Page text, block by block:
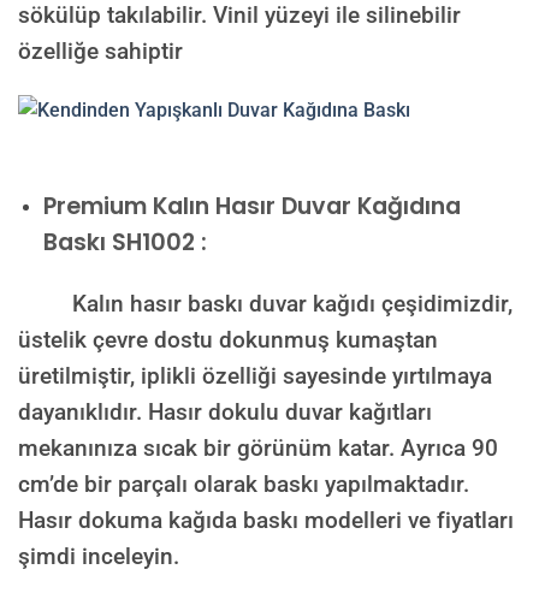
sökülüp takılabilir. Vinil yüzeyi ile silinebilir
özelliğe sahiptir
Premium Kalın Hasır Duvar Kağıdına
Baskı SH1002 :
Kalın hasır baskı duvar kağıdı çeşidimizdir,
üstelik çevre dostu dokunmuş kumaştan
üretilmiştir, iplikli özelliği sayesinde yırtılmaya
dayanıklıdır. Hasır dokulu duvar kağıtları
mekanınıza sıcak bir görünüm katar. Ayrıca 90
cm’de bir parçalı olarak baskı yapılmaktadır.
Hasır dokuma kağıda baskı modelleri ve fiyatları
şimdi inceleyin.